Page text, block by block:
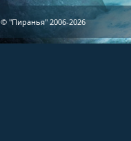
© "Пиранья" 2006-2026